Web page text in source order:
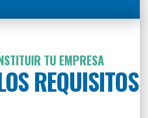
TU EMPRESA
REQUISITOS